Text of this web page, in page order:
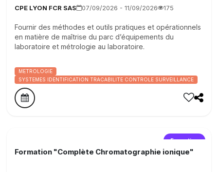
CPE LYON FCR SAS 07/09/2026 - 11/09/2026 175
Fournir des méthodes et outils pratiques et opérationnels
en matière de maîtrise du parc d’équipements du
laboratoire et métrologie au laboratoire.
METROLOGIE
SYSTEMES IDENTIFICATION TRACABILITE CONTROLE SURVEILLANCE
Formation
Formation "Complète Chromatographie ionique"